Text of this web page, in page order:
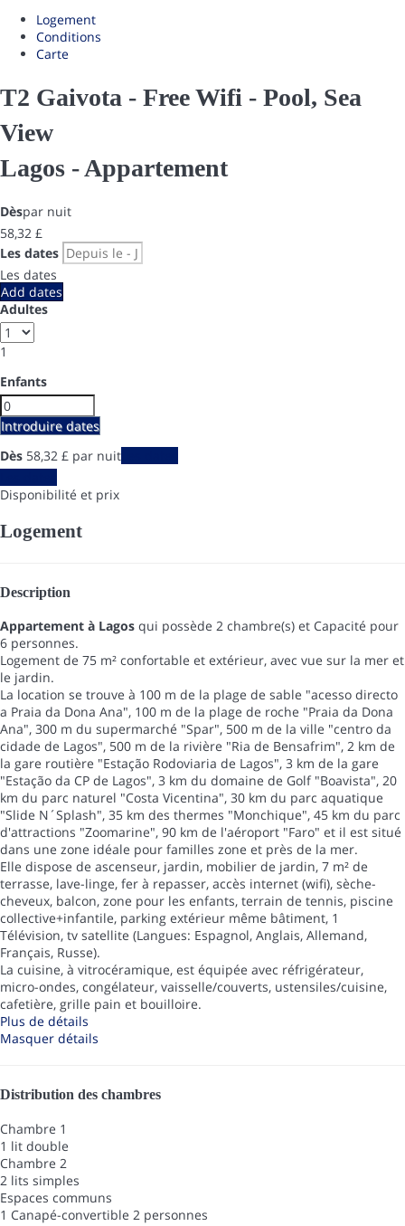
Logement
Conditions
Carte
T2 Gaivota - Free Wifi - Pool, Sea
View
Lagos -Appartement
Dèspar nuit
58,32 £
Les dates
Les dates
Add dates
Adultes
1
Enfants
Introduire dates
Dès 58,32 £ par nuit
Disponibilité et prix
Logement
Description
Appartement à Lagos qui possède 2 chambre(s) et Capacité pour
6 personnes.
Logement de 75 m² confortable et extérieur, avec vue sur la mer et
le jardin.
La location se trouve à 100 m de la plage de sable "acesso directo
a Praia da Dona Ana", 100 m de la plage de roche "Praia da Dona
Ana", 300 m du supermarché "Spar", 500 m de la ville "centro da
cidade de Lagos", 500 m de la rivière "Ria de Bensafrim", 2 km de
la gare routière "Estação Rodoviaria de Lagos", 3 km de la gare
"Estação da CP de Lagos", 3 km du domaine de Golf "Boavista", 20
km du parc naturel "Costa Vicentina", 30 km du parc aquatique
"Slide N´Splash", 35 km des thermes "Monchique", 45 km du parc
d'attractions "Zoomarine", 90 km de l'aéroport "Faro" et il est situé
dans une zone idéale pour familles zone et près de la mer.
Elle dispose de ascenseur, jardin, mobilier de jardin, 7 m² de
terrasse, lave-linge, fer à repasser, accès internet (wifi), sèche-
cheveux, balcon, zone pour les enfants, terrain de tennis, piscine
collective+infantile, parking extérieur même bâtiment, 1
Télévision, tv satellite (Langues: Espagnol, Anglais, Allemand,
Français, Russe).
La cuisine, à vitrocéramique, est équipée avec réfrigérateur,
micro-ondes, congélateur, vaisselle/couverts, ustensiles/cuisine,
cafetière, grille pain et bouilloire.
Plus de détails
Masquer détails
Distribution des chambres
Chambre 1
1 lit double
Chambre 2
2 lits simples
Espaces communs
1 Canapé-convertible 2 personnes